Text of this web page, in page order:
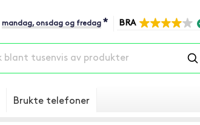
mandag, onsdag og fredag * BRA
Brukte telefoner